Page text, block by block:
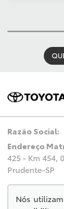
Razão Social:
Endereço
425 - Km 454,
Prudente-SP
Nós